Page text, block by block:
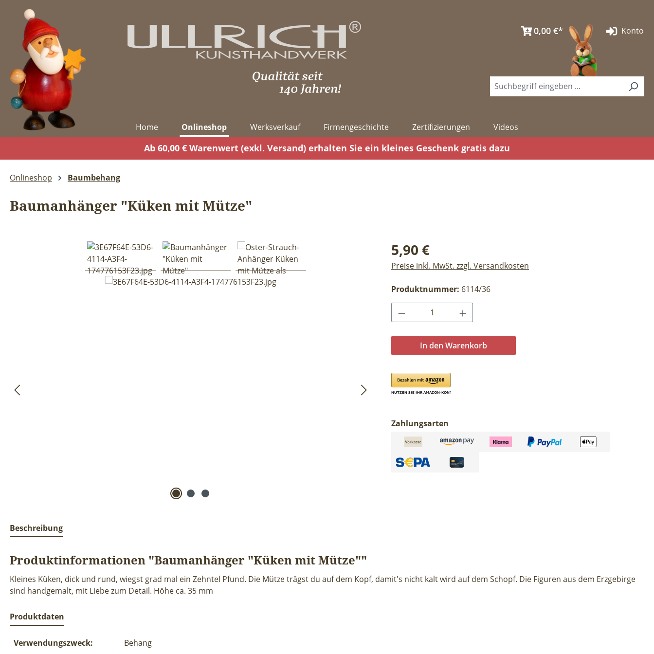
Hauptinhalt springen
Zur Suche springen
Zur Hauptnavigation springen
0,00 €* Konto
Home Onlineshop Werksverkauf Firmengeschichte Zertifizierungen Videos
Ab 60,00 € Warenwert (exkl. Versand) erhalten Sie ein kleines Geschenk gratis dazu
Onlineshop Baumbehang
Baumanhänger "Küken mit Mütze"
Bildergalerie überspringen Regulärer Preis:
5,90 €
Preise inkl. MwSt. zzgl. Versandkosten
Produktnummer: 6114/36
Produkt Anzahl: Gib den gewünschten Wert
In den Warenkorb
Zahlungsarten
Beschreibung
Produktinformationen "Baumanhänger "Küken mit Mütze""
Kleines Küken, dick und rund, wiegst grad mal ein Zehntel Pfund. Die Mütze trägst du auf dem Kopf, damit's nicht kalt wird auf dem Schopf. Die Figuren aus dem Erzgebirge
sind handgemalt, mit Liebe zum Detail. Höhe ca. 35 mm
Produktdaten
Verwendungszweck:
Behang